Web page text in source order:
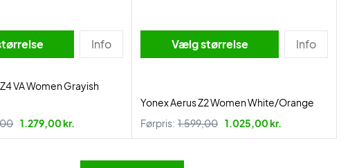
størrelse Info
VA Women Grayish
1.279,00 kr.
Vælg størrelse Info
Yonex Aerus Z2 Women White/Orange
Førpris: 1.599,00 1.025,00 kr.